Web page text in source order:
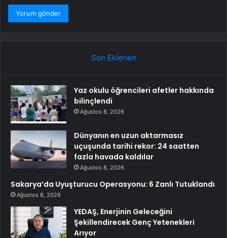
Son Eklenen
Yaz okulu öğrencileri afetler hakkında
bilinçlendi
Ağustos 8, 2026
Dünyanın en uzun aktarmasız
uçuşunda tarihi rekor: 24 saatten
fazla havada kaldılar
Ağustos 8, 2026
Sakarya’da Uyuşturucu Operasyonu: 6 Zanlı Tutuklandı
Ağustos 8, 2026
YEDAŞ, Enerjinin Geleceğini
Şekillendirecek Genç Yetenekleri
Arıyor